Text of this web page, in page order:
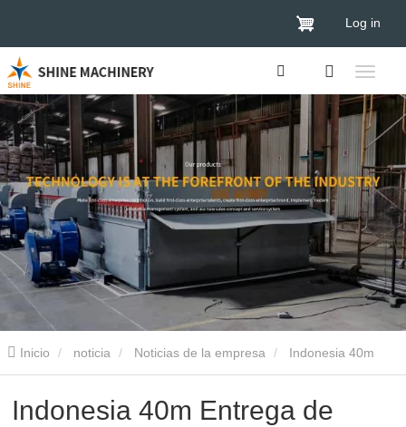
Log in
Inicio noticia Noticias de la empresa
Entrega de secador de chapa de biomasa de doble capa
Indonesia 40m Entrega de